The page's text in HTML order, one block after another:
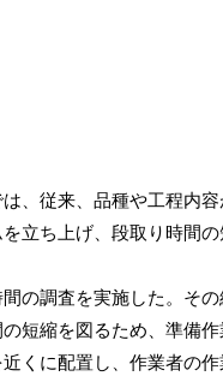
、従来、品種や工程内
立ち上げ、段取り時間の
の調査を実施した。そ
短縮を図るため、準備
くに配置し、作業者の作